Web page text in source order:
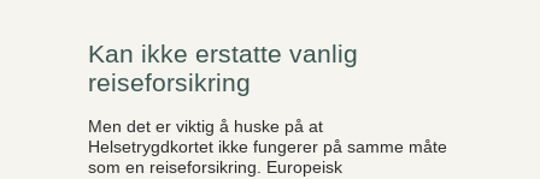
Kan ikke erstatte vanlig
reiseforsikring
Men det er viktig å huske på at
Helsetrygdkortet ikke fungerer på samme måte
som en reiseforsikring. Europeisk